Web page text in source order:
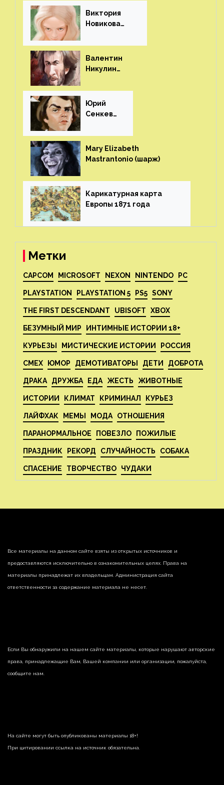
Виктория
Новикова
Валентин
Никулин
Юрий
Сенкеви
Mary Elizabeth
Mastrantonio (шарж)⁠⁠
Карикатурная карта
Европы 1871 года⁠⁠
Метки
CAPCOM MICROSOFT NEXON NINTENDO PC
PLAYSTATION PLAYSTATION 5 PS5 SONY
THE FIRST DESCENDANT UBISOFT XBOX
БЕЗУМНЫЙ МИР ИНТИМНЫЕ ИСТОРИИ 18+
КУРЬЕЗЫ МИСТИЧЕСКИЕ ИСТОРИИ РОССИЯ
СМЕХ ЮМОР ДЕМОТИВАТОРЫ ДЕТИ ДОБРОТА
ДРАКА ДРУЖБА ЕДА ЖЕСТЬ ЖИВОТНЫЕ
ИСТОРИИ КЛИМАТ КРИМИНАЛ КУРЬЕЗ
ЛАЙФХАК МЕМЫ МОДА ОТНОШЕНИЯ
ПАРАНОРМАЛЬНОЕ ПОВЕЗЛО ПОЖИЛЫЕ
ПРАЗДНИК РЕКОРД СЛУЧАЙНОСТЬ СОБАКА
СПАСЕНИЕ ТВОРЧЕСТВО ЧУДАКИ
Все материалы на данном сайте взяты из открытых источников и
предоставляются исключительно в ознакомительных целях. Права на
материалы принадлежат их владельцам. Администрация сайта
ответственности за содержание материала не несет.
Если Вы обнаружили на нашем сайте материалы, которые нарушают авторские
права, принадлежащие Вам, Вашей компании или организации, пожалуйста,
сообщите нам.
На сайте могут быть опубликованы материалы 18+!
При цитировании ссылка на источник обязательна.